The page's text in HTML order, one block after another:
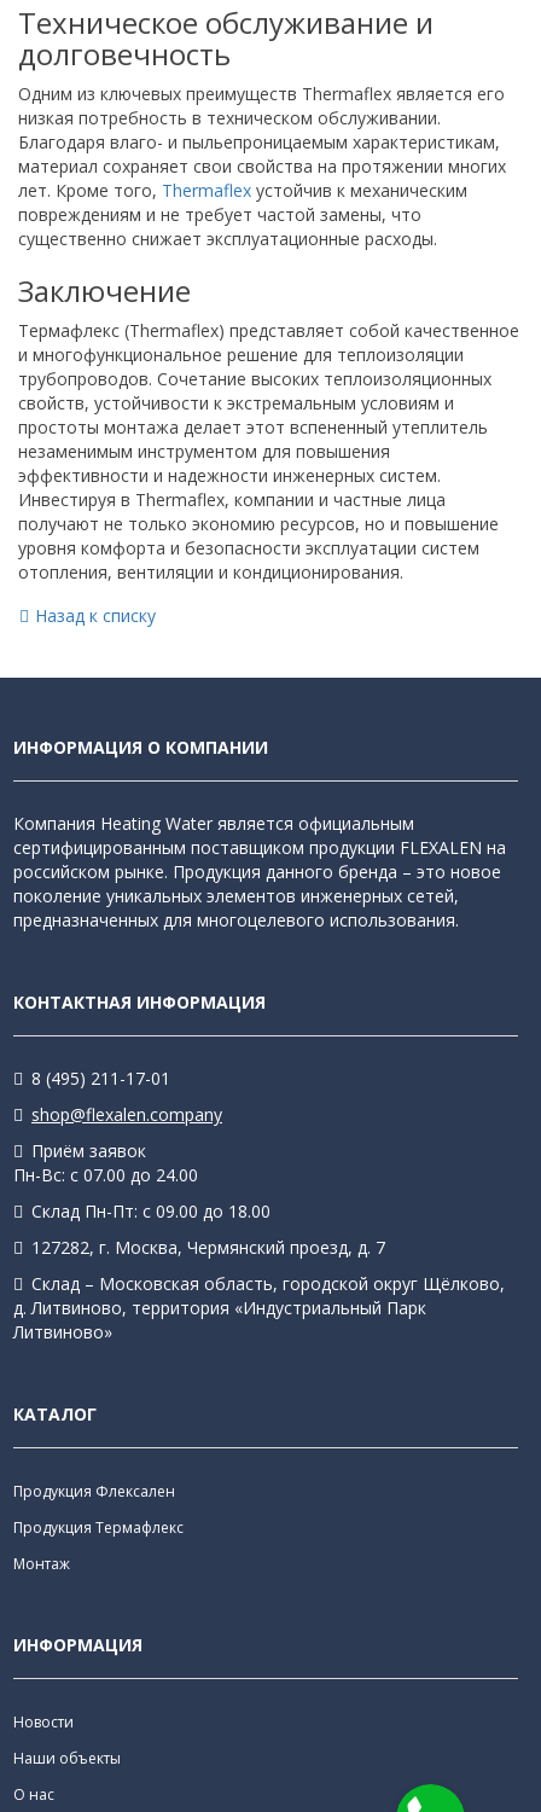
Техническое обслуживание и
долговечность
Одним из ключевых преимуществ Thermaflex является его
низкая потребность в техническом обслуживании.
Благодаря влаго- и пыльепроницаемым характеристикам,
материал сохраняет свои свойства на протяжении многих
лет. Кроме того, Thermaflex устойчив к механическим
повреждениям и не требует частой замены, что
существенно снижает эксплуатационные расходы.
Заключение
Термафлекс (Thermaflex) представляет собой качественное
и многофункциональное решение для теплоизоляции
трубопроводов. Сочетание высоких теплоизоляционных
свойств, устойчивости к экстремальным условиям и
простоты монтажа делает этот вспененный утеплитель
незаменимым инструментом для повышения
эффективности и надежности инженерных систем.
Инвестируя в Thermaflex, компании и частные лица
получают не только экономию ресурсов, но и повышение
уровня комфорта и безопасности эксплуатации систем
отопления, вентиляции и кондиционирования.
Назад к списку
ИНФОРМАЦИЯ О КОМПАНИИ
Компания Heating Water является официальным
сертифицированным поставщиком продукции FLEXALEN на
российском рынке. Продукция данного бренда – это новое
поколение уникальных элементов инженерных сетей,
предназначенных для многоцелевого использования.
КОНТАКТНАЯ ИНФОРМАЦИЯ
8 (495) 211-17-01
shop@flexalen.company
Приём заявок
Пн-Вс: с 07.00 до 24.00
Склад Пн-Пт: с 09.00 до 18.00
127282, г. Москва, Чермянский проезд, д. 7
Склад – Московская область, городской округ Щёлково,
д. Литвиново, территория «Индустриальный Парк
Литвиново»
КАТАЛОГ
Продукция Флексален
Продукция Термафлекс
Монтаж
ИНФОРМАЦИЯ
Новости
Наши объекты
О нас